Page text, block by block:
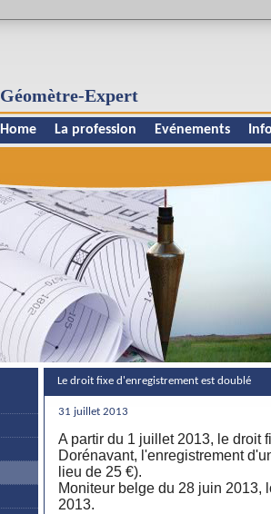
Géomètre-Expert
Home La profession Evénements
Le droit fixe d'enregistrement est doublé
31 juillet 2013
A partir du 1 juillet 2013, le droit
Dorénavant, l'enregistrement
lieu de 25 €).
Moniteur belge du 28 juin 2013,
2013.